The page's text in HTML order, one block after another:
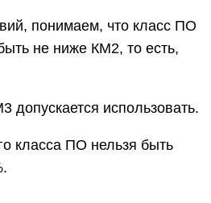
понимаем, что класс ПО
не ниже КМ2, то есть,
допускается использовать.
класса ПО нельзя быть